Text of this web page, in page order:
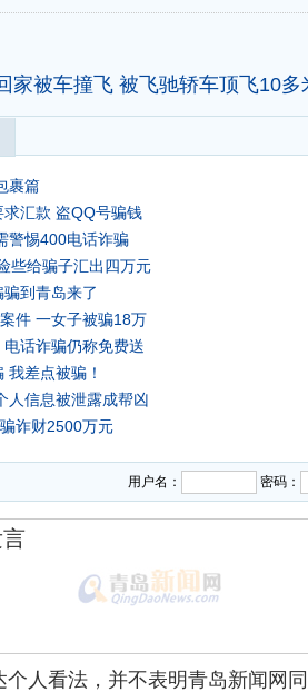
家被车撞飞 被飞驰轿车顶飞10多
裹篇
汇款 盗QQ号骗钱
警惕400电话诈骗
些给骗子汇出四万元
到青岛来了
件 一女子被骗18万
话诈骗仍称免费送
差点被骗！
人信息被泄露成帮凶
诈财2500万元
用户名： 密码：
个人看法，并不表明青岛新闻网